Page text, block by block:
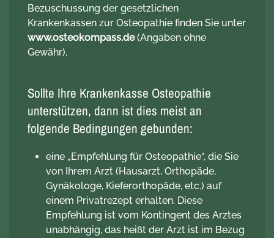
Bezuschussung der gesetzlichen
Krankenkassen zur Osteopathie finden Sie unter
www.osteokompass.de(Angaben ohne
Gewähr).
Sollte Ihre Krankenkasse Osteopathie
unterstützen, dann ist dies meist an
folgende Bedingungen gebunden:
eine „Empfehlung für Osteopathie“, die Sie
von Ihrem Arzt (Hausarzt, Orthopäde,
Gynäkologe, Kieferorthopäde, etc.) auf
einem Privatrezept erhalten. Diese
Empfehlung ist vom Kontingent des Arztes
unabhängig, das heißt der Arzt ist im Bezug